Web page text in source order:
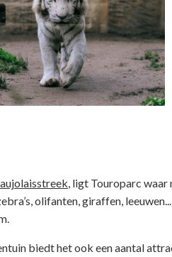
, ligt Touroparc
olifanten, giraffen,
biedt het ook een aantal